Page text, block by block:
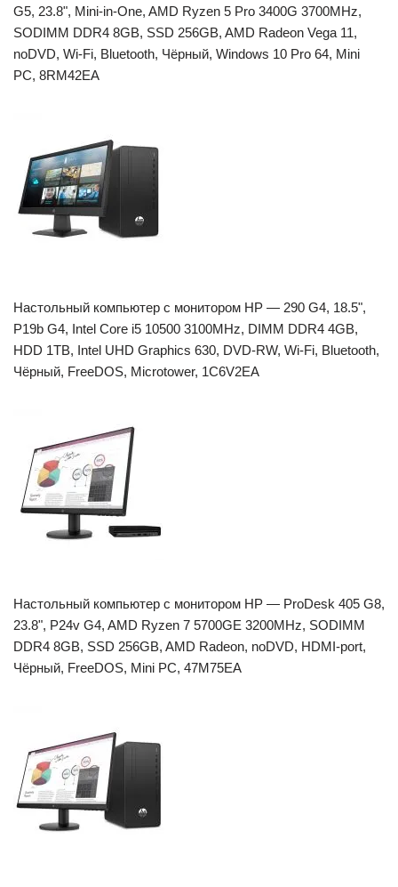
G5, 23.8", Mini-in-One, AMD Ryzen 5 Pro 3400G 3700MHz,
SODIMM DDR4 8GB, SSD 256GB, AMD Radeon Vega 11,
noDVD, Wi-Fi, Bluetooth, Чёрный, Windows 10 Pro 64, Mini
PC, 8RM42EA
Настольный компьютер с монитором HP — 290 G4, 18.5",
P19b G4, Intel Core i5 10500 3100MHz, DIMM DDR4 4GB,
HDD 1TB, Intel UHD Graphics 630, DVD-RW, Wi-Fi, Bluetooth,
Чёрный, FreeDOS, Microtower, 1C6V2EA
Настольный компьютер с монитором HP — ProDesk 405 G8,
23.8", P24v G4, AMD Ryzen 7 5700GE 3200MHz, SODIMM
DDR4 8GB, SSD 256GB, AMD Radeon, noDVD, HDMI-port,
Чёрный, FreeDOS, Mini PC, 47M75EA